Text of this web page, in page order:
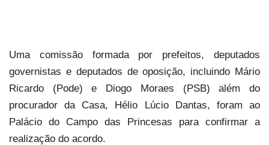
Uma comissão formada por prefeitos, deputados
governistas e deputados de oposição, incluindo Mário
Ricardo (Pode) e Diogo Moraes (PSB) além do
procurador da Casa, Hélio Lúcio Dantas, foram ao
Palácio do Campo das Princesas para confirmar a
realização do acordo.